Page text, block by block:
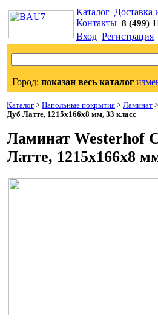
Каталог Доставка
Контакты 8 (499)
Вход Регистрация
Город: показан весь каталог
Каталог > Напольные покрытия > Ламинат >
Дуб Латте, 1215х166х8 мм, 33 класс
Ламинат Westerhof
Латте, 1215х166х8